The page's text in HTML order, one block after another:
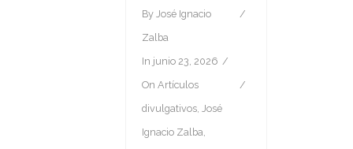
By José Ignacio
Zalba
In junio 23, 2026
On Artículos
divulgativos, José
Ignacio Zalba,